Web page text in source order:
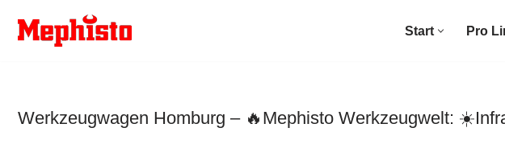
Zum
Start Pro
Werkzeugwagen Homburg – 🔥Mephisto Werkzeugwelt: